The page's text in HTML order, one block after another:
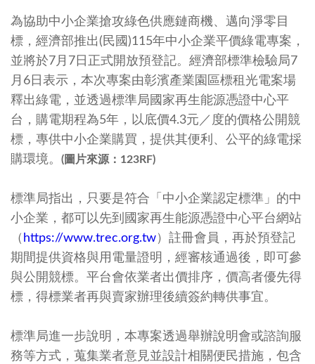
為協助中小企業搶攻綠色供應鏈商機、邁向淨零目
標，經濟部推出(民國)115年中小企業平價綠電專案，
並將於7月7日正式開放預登記。經濟部標準檢驗局7
月6日表示，本次專案由彰濱產業園區標租光電案場
釋出綠電，並透過標準局國家再生能源憑證中心平
台，購電期程為5年，以底價4.3元／度的價格公開競
標，專供中小企業購買，提供其便利、公平的綠電採
購環境。 (圖片來源：123RF)
標準局指出，只要是符合「中小企業認定標準」的中
小企業，都可以先到國家再生能源憑證中心平台網站
（ https://www.trec.org.tw）註冊會員，再於預登記
期間提供資格與用電量證明，經審核通過後，即可參
與公開競標。平台會依業者出價排序，價高者優先得
標，得標業者再與賣家辦理後續簽約轉供事宜。
標準局進一步說明，本專案透過舉辦說明會或諮詢服
務等方式，蒐集業者意見並設計相關便民措施，包含